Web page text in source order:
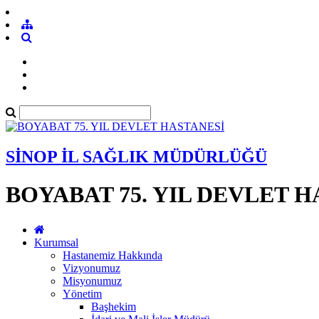
SİNOP İL SAĞLIK MÜDÜRLÜĞÜ
BOYABAT 75. YIL DEVLET
Kurumsal
Hastanemiz Hakkında
Vizyonumuz
Misyonumuz
Yönetim
Başhekim